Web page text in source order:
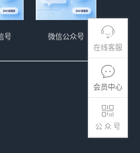
在线客服
会员中心
公 众 号
微信公众号
号